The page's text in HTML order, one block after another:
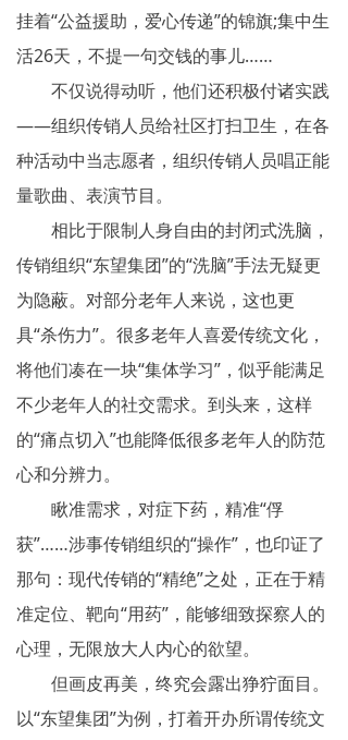
违规直销
涉传公司
专家论点
揭秘传销
直销与传销详解
反传销论坛
反传销问答
挂着“公益援助，爱心传递”的锦旗;集中生
活26天，不提一句交钱的事儿……
不仅说得动听，他们还积极付诸实践
——组织传销人员给社区打扫卫生，在各
种活动中当志愿者，组织传销人员唱正能
量歌曲、表演节目。
相比于限制人身自由的封闭式洗脑，
传销组织“东望集团”的“洗脑”手法无疑更
为隐蔽。对部分老年人来说，这也更
具“杀伤力”。很多老年人喜爱传统文化，
将他们凑在一块“集体学习”，似乎能满足
不少老年人的社交需求。到头来，这样
的“痛点切入”也能降低很多老年人的防范
心和分辨力。
瞅准需求，对症下药，精准“俘
获”……涉事传销组织的“操作”，也印证了
那句：现代传销的“精绝”之处，正在于精
准定位、靶向“用药”，能够细致探察人的
心理，无限放大人内心的欲望。
但画皮再美，终究会露出狰狞面目。
以“东望集团”为例，打着开办所谓传统文